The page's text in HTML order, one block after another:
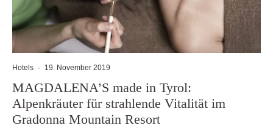
Hotels · 19. November 2019
MAGDALENA’S made in Tyrol:
Alpenkräuter für strahlende Vitalität im
Gradonna Mountain Resort